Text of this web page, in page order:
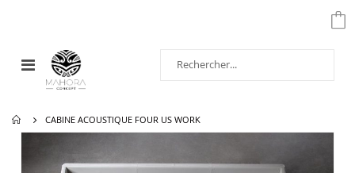
Affichage
navigation
CABINE ACOUSTIQUE FOUR US WORK